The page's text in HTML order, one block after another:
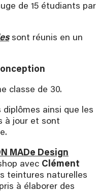
de 15 étudiants par
sont réunis en un
classe de 30.
ainsi que les
à jour et sont
MADe Design
avec Clément
teintures naturelles
à élaborer des